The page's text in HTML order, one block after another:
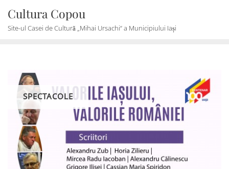
content
Cultura Copou
Site-ul Casei de Cultură „Mihai Ursachi“ a Municipiului Iași
SPECTACOLE